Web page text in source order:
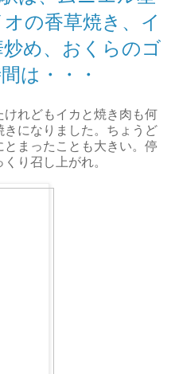
の香草焼き、イ
め、おくらのゴ
は・・・
れどもイカと焼き肉も何
になりました。ちょうど
まったことも大きい。停
り召し上がれ。